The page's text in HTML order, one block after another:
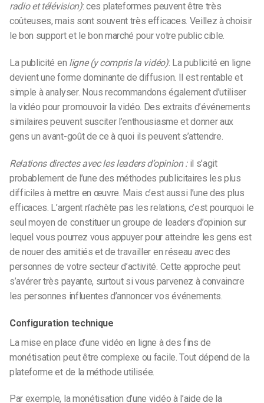
radio et télévision): ces plateformes peuvent être très
coûteuses, mais sont souvent très efficaces. Veillez à choisir
le bon support et le bon marché pour votre public cible.
La publicité en ligne (y compris la vidéo): La publicité en ligne
devient une forme dominante de diffusion. Il est rentable et
simple à analyser. Nous recommandons également d’utiliser
la vidéo pour promouvoir la vidéo. Des extraits d’événements
similaires peuvent susciter l’enthousiasme et donner aux
gens un avant-goût de ce à quoi ils peuvent s’attendre.
Relations directes avec les leaders d’opinion : il s’agit
probablement de l’une des méthodes publicitaires les plus
difficiles à mettre en œuvre. Mais c’est aussi l’une des plus
efficaces. L’argent n’achète pas les relations, c’est pourquoi le
seul moyen de constituer un groupe de leaders d’opinion sur
lequel vous pourrez vous appuyer pour atteindre les gens est
de nouer des amitiés et de travailler en réseau avec des
personnes de votre secteur d’activité. Cette approche peut
s’avérer très payante, surtout si vous parvenez à convaincre
les personnes influentes d’annoncer vos événements.
Configuration technique
La mise en place d’une vidéo en ligne à des fins de
monétisation peut être complexe ou facile. Tout dépend de la
plateforme et de la méthode utilisée.
Par exemple, la monétisation d’une vidéo à l’aide de la